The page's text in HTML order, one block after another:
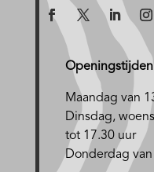
Openingstijden
Maandag van
Dinsdag,
tot 17.30 uur
Donderdag